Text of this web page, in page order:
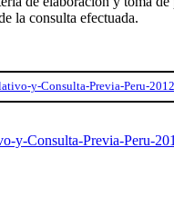
la consulta efectuada.
y-Consulta-Previa-Peru-2012
y-Consulta-Previa-Peru-